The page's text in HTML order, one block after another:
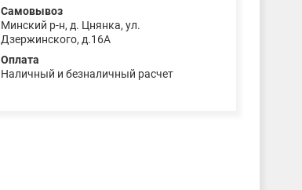
Самовывоз
Минский р-н, д. Цнянка, ул.
Дзержинского, д.16А
Оплата
Наличный и безналичный расчет